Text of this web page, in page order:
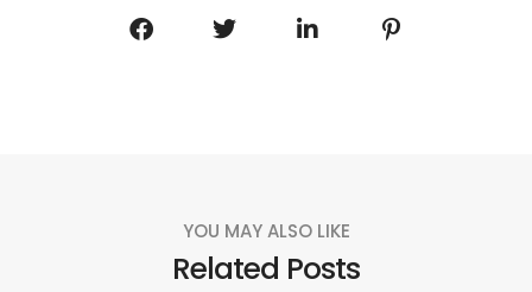
YOU MAY ALSO LIKE
Related Posts